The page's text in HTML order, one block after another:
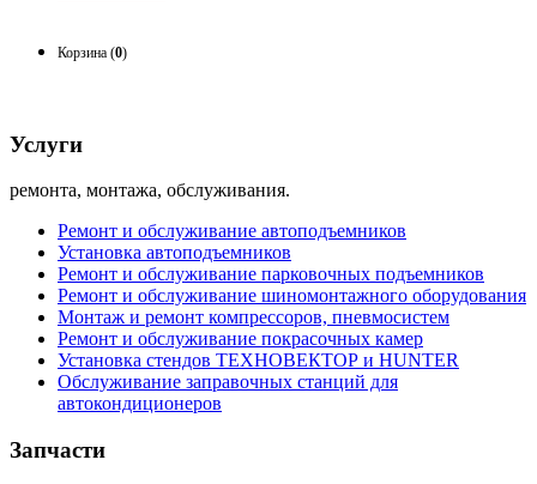
Корзина (0)
Услуги
ремонта, монтажа, обслуживания.
Ремонт и обслуживание автоподъемников
Установка автоподъемников
Ремонт и обслуживание парковочных подъемников
Ремонт и обслуживание шиномонтажного оборудования
Монтаж и ремонт компрессоров, пневмосистем
Ремонт и обслуживание покрасочных камер
Установка стендов ТЕХНОВЕКТОР и HUNTER
Обслуживание заправочных станций для
автокондиционеров
Запчасти